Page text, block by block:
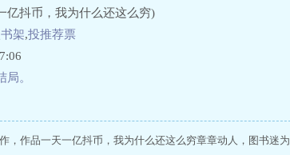
抖币，我为什么还这么穷)
架,投推荐票
局。
，作品一天一亿抖币，我为什么还这么穷章章动人，图书迷为